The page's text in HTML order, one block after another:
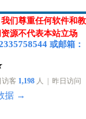
们尊重任何软件和教
源不代表本站立场
或邮箱 ：
客 1,198人 | 昨日访问
据 →